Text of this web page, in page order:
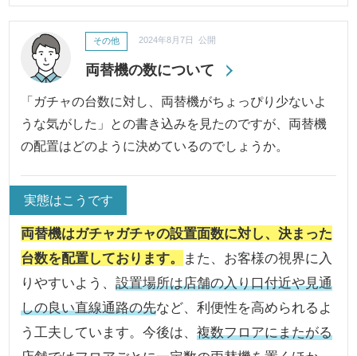
両替機の数について
その他 2024年8月7日 公開
「ガチャの台数に対し、両替機がちょっぴり少ないよ
うな気がした」との書き込みを見たのですが、両替機
の配置はどのように決めているのでしょうか。
実態はこうです
両替機はガチャガチャの設置面数に対し、決まった
台数を配置しております。
また、お客様の視界に入
りやすいよう、設置場所は店舗の入り口付近や見通
しの良い直線通路の先など、利便性を高められるよ
う工夫しています。今後は、複数フロアにまたがる